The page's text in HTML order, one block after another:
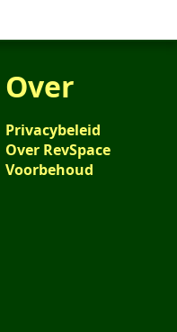
Over
Privacybeleid
Over RevSpace
Voorbehoud